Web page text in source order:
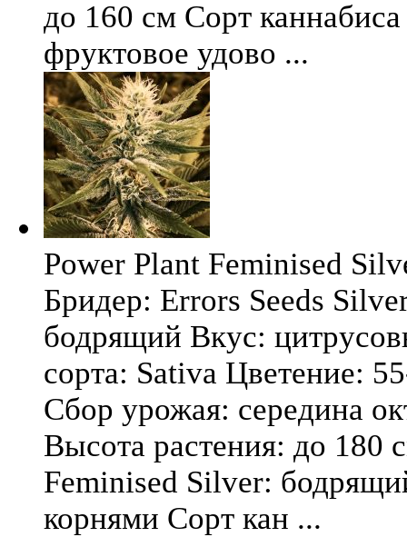
до 160 см Сорт
фруктовое удово ...
Power Plant Feminised
Бридер: Errors Seeds
бодрящий Вкус:
сорта: Sativa Цветение:
Сбор урожая: середина
Высота растения: до 180
Feminised Silver:
корнями Сорт кан ...